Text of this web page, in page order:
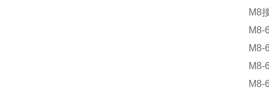
M8
M8-
M8-
M8-
M8-